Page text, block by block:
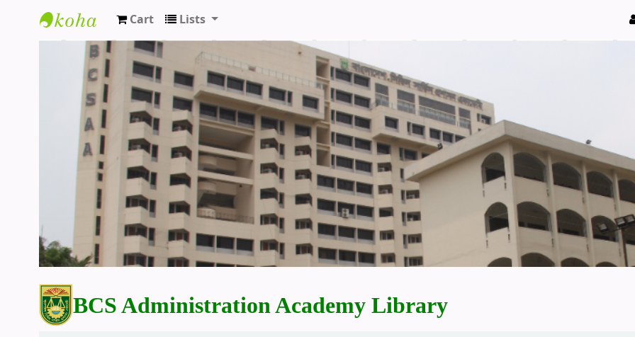
BCS Administration Academy Library
Cart Lists
BCS Administration Academy Library